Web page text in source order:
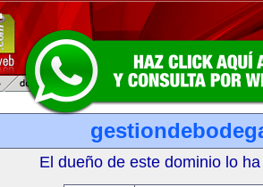
El dueño de este dominio lo